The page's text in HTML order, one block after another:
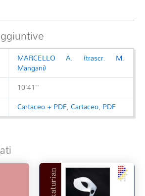
MARCELLO A. (trascr. M.
Mangani)
10'41''
Cartaceo + PDF,Cartaceo, PDF